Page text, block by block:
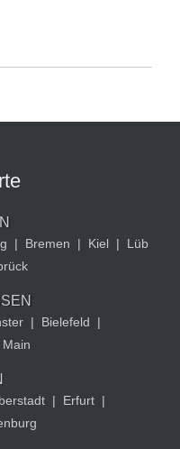
| Bremen | Kiel |
Lüb
| Bielefeld
|
| Erfurt |